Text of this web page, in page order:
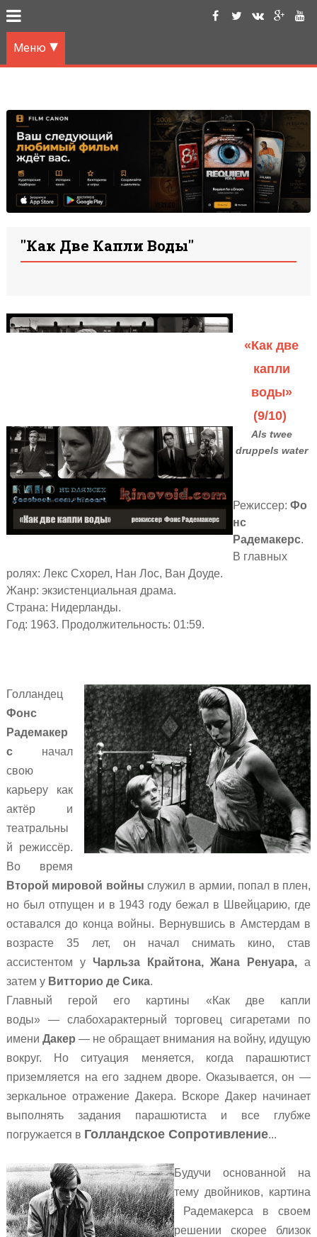
Меню
"Как Две Капли Воды"
«Как две
капли
воды»
(9/10)
Als twee
druppels water
Режиссер: Фо
нс
Радемакерс.
В главных
ролях: Лекс Схорел, Нан Лос, Ван Доуде.
Жанр: экзистенциальная драма.
Страна: Нидерланды.
Год: 1963. Продолжительность: 01:59.
Голландец
Фонс
Радемакер
с начал
свою
карьеру как
актёр и
театральны
й режиссёр.
Во время
Второй мировой войны служил в армии, попал в плен,
но был отпущен и в 1943 году бежал в Швейцарию, где
оставался до конца войны. Вернувшись в Амстердам в
возрасте 35 лет, он начал снимать кино, став
ассистентом у Чарльза Крайтона, Жана Ренуара, а
затем у Витторио де Сика.
Главный герой его картины «Как две капли
воды» —слабохарактерный торговец сигаретами по
имени Дакер — не обращает внимания на войну, идущую
вокруг. Но ситуация меняется, когда парашютист
приземляется на его заднем дворе. Оказывается, он —
зеркальное отражение Дакера. Вскоре Дакер начинает
выполнять задания парашютиста и все глубже
погружается в Голландское Сопротивление...
Будучи основанной на
тему двойников, картина
Радемакерса в своем
решении скорее близок